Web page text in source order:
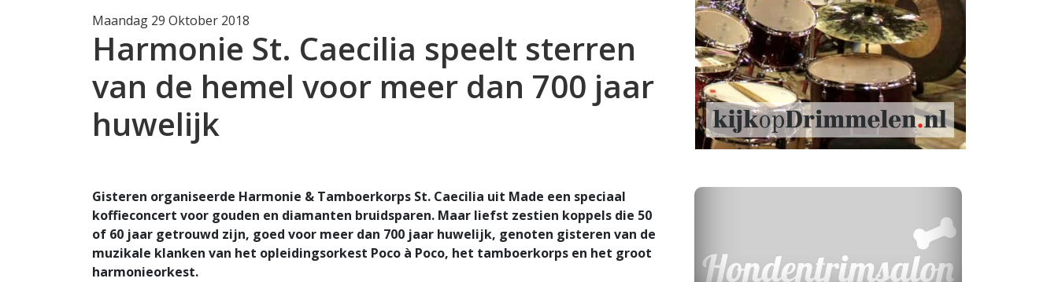
Maandag 29 Oktober 2018
Harmonie St. Caecilia speelt sterren
van de hemel voor meer dan 700 jaar
huwelijk
Gisteren organiseerde Harmonie & Tamboerkorps St. Caecilia uit Made een speciaal
koffieconcert voor gouden en diamanten bruidsparen. Maar liefst zestien koppels die 50
of 60 jaar getrouwd zijn, goed voor meer dan 700 jaar huwelijk, genoten gisteren van de
muzikale klanken van het opleidingsorkest Poco à Poco, het tamboerkorps en het groot
harmonieorkest.